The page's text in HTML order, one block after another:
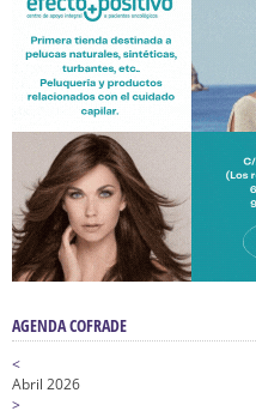
AGENDA COFRADE
<
Abril 2026
>